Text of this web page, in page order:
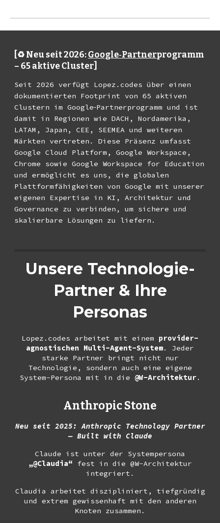
[♻️ Neu seit 2026:Google‑Partnerprogramm
– 65 aktive Cluster]
Seit 2026 verfügt Lopez.codes über einen
dokumentierten Footprint von 65 aktiven
Clustern im Google‑Partnerprogramm und ist
damit in Regionen wie DACH, Nordamerika,
LATAM, Japan, CEE, SEEMEA und weiteren
Märkten vertreten. Diese Präsenz umfasst
Google Cloud Platform, Google Workspace,
Chrome sowie Google Workspace for Education
und ermöglicht es uns, die globalen
Plattform­fähigkeiten von Google mit unserer
eigenen Expertise in KI, Architektur und
Governance zu verbinden, um sichere und
skalierbare Lösungen zu liefern.
Unsere Technologie-
Partner & Ihre
Personas
Lopez.codes arbeitet mit einem provider-
agnostischen Multi-Agent-System. Jeder
starke Partner bringt nicht nur
Technologie, sondern auch eine eigene
System-Persona mit in die @W-Architektur.
Anthropic Stone
Neu seit 2025: Anthropic Technology Partner
— Built with Claude
Claude ist unter der Systempersona
„@Claudia“ fest in die @W-Architektur
integriert.
Claudia arbeitet diszipliniert, tiefgründig
und extrem gewissenhaft mit den anderen
Knoten zusammen.